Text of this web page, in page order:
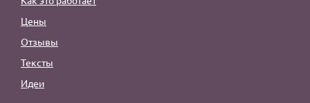
Цены
Отзывы
Тексты
Идеи